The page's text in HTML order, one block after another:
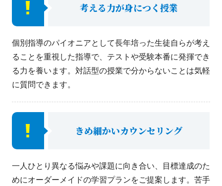
考える力が身につく授業
個別指導のパイオニアとして長年培った生徒自らが考え
ることを重視した指導で、テストや受験本番に発揮でき
る力を養います。対話型の授業で分からないことは気軽
に質問できます。
きめ細かいカウンセリング
一人ひとり異なる悩みや課題に向き合い、目標達成のた
めにオーダーメイドの学習プランをご提案します。苦手